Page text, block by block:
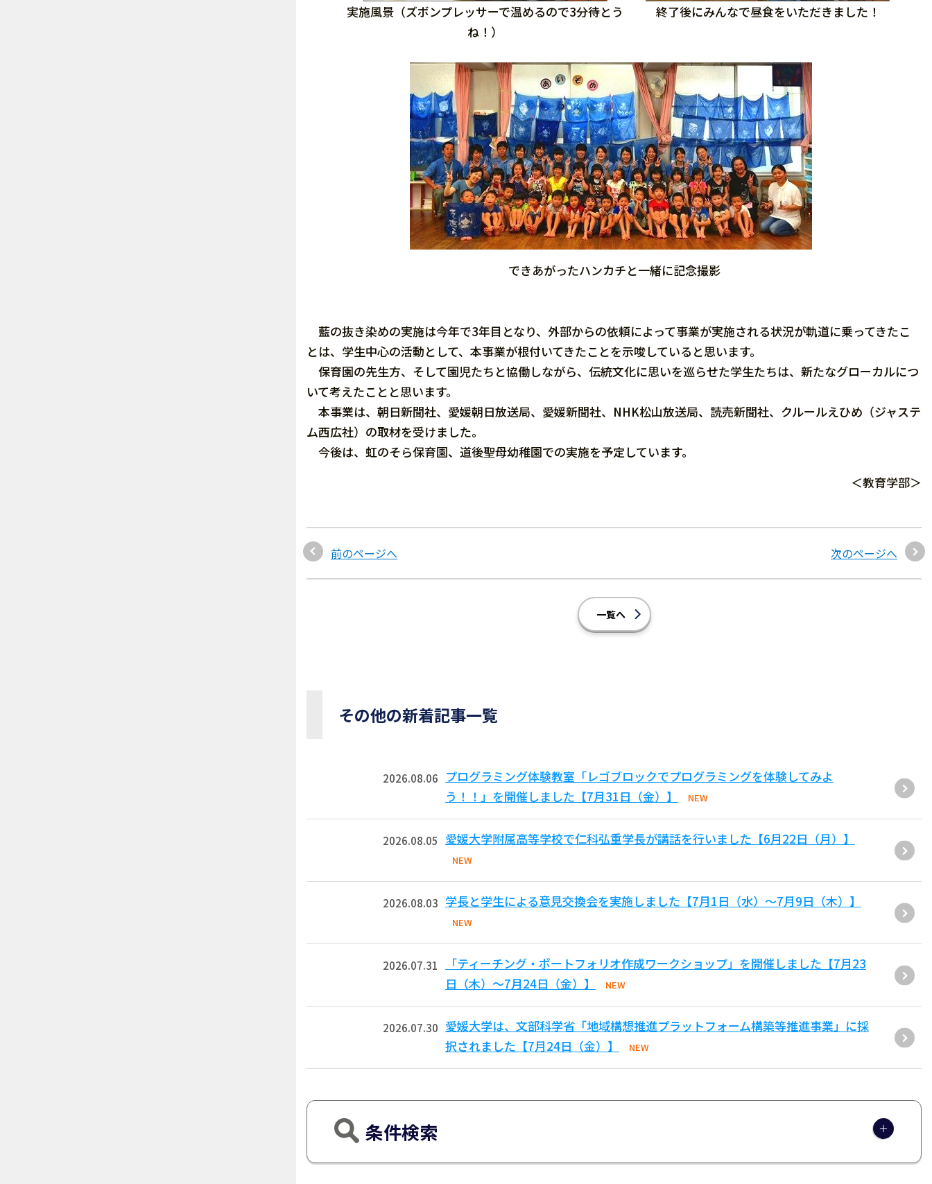
実施風景（ズボンプレッサーで温めるので3分待とう
ね！）
終了後にみんなで昼食をいただきました！
できあがったハンカチと一緒に記念撮影
藍の抜き染めの実施は今年で3年目となり、外部からの依頼によって事業が実施される状況が軌道に乗ってきたこ
とは、学生中心の活動として、本事業が根付いてきたことを示唆していると思います。
保育園の先生方、そして園児たちと協働しながら、伝統文化に思いを巡らせた学生たちは、新たなグローカルにつ
いて考えたことと思います。
本事業は、朝日新聞社、愛媛朝日放送局、愛媛新聞社、NHK松山放送局、読売新聞社、クルールえひめ（ジャステ
ム西広社）の取材を受けました。
今後は、虹のそら保育園、道後聖母幼稚園での実施を予定しています。
＜教育学部＞
前のページへ 次のページへ
一覧へ
その他の新着記事一覧
2026.08.06
プログラミング体験教室「レゴブロックでプログラミングを体験してみよ
う！！」を開催しました【7月31日（金）】
NEW
2026.08.05 愛媛大学附属高等学校で仁科弘重学長が講話を行いました【6月22日（月）】
NEW
2026.08.03 学長と学生による意見交換会を実施しました【7月1日（水）～7月9日（木）】
NEW
2026.07.31
「ティーチング・ポートフォリオ作成ワークショップ」を開催しました【7月23
日（木）～7月24日（金）】
NEW
2026.07.30 愛媛大学は、文部科学省「地域構想推進プラットフォーム構築等推進事業」に採
択されました【7月24日（金）】
NEW
条件検索